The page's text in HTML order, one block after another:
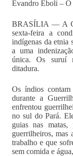
Evandro Eboli –
BRASÍLIA — A
sexta-feira a
indígenas da etnia
a uma
única. Os suruí
ditadura.
Os índios
durante a
enfrentou
no sul do Pará.
guias nas
guerrilheiros, mas
trabalho e que
sem comida e